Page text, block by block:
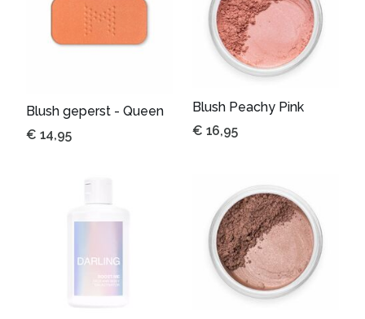
Blush geperst - Queen
€ 14,95
Blush Peachy Pink
€ 16,95